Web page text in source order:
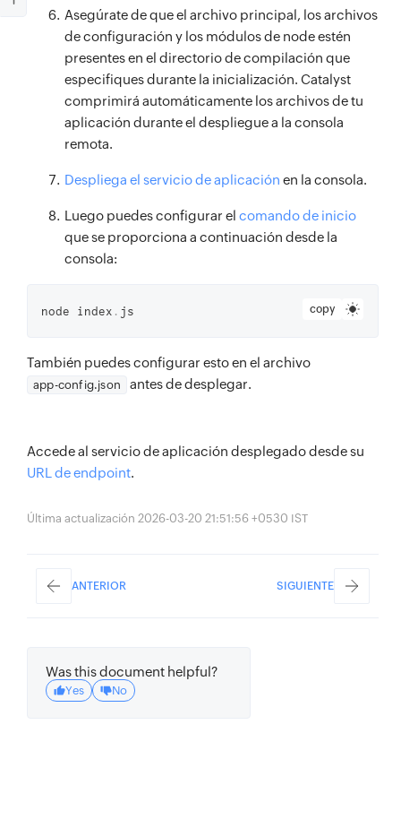
Asegúrate de que el archivo principal, los archivos
de configuración y los módulos de node estén
presentes en el directorio de compilación que
especifiques durante la inicialización. Catalyst
comprimirá automáticamente los archivos de tu
aplicación durante el despliegue a la consola
remota.
Despliega el servicio de aplicación en la consola.
Luego puedes configurar el comando de inicio
que se proporciona a continuación desde la
consola:
copy
node index . js
También puedes configurar esto en el archivo
app-config.json antes de desplegar.
Accede al servicio de aplicación desplegado desde su
URL de endpoint.
Última actualización 2026-03-20 21:51:56 +0530 IST
ANTERIOR SIGUIENTE
Was this document helpful?
Yes No